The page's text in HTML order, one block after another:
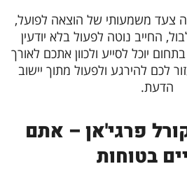
צעד משמעותי של הוצאה לפועל,
החייב נוטה לפעול בלא יודעין
יוכל לסייע ולכוון אתכם לאורך
לכם להירגע ולפעול מתוך יישוב
הדעת.
פרגי'אן – אתם
בטוחות